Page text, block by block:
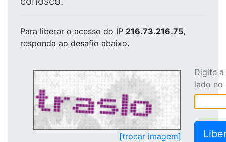
Para liberar o acesso do IP 216.73.216.75,
responda ao desafio abaixo.
[trocar imagem]
Digite
lado no